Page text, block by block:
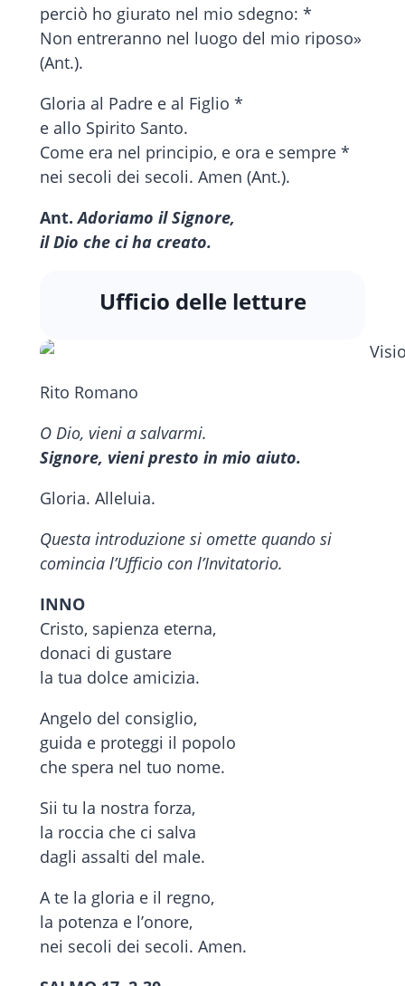
perciò ho giurato nel mio sdegno: *
Non entreranno nel luogo del mio riposo»
(Ant.).
Gloria al Padre e al Figlio *
e allo Spirito Santo.
Come era nel principio, e ora e sempre *
nei secoli dei secoli. Amen (Ant.).
Ant.Adoriamo il Signore,
il Dio che ci ha creato.
Ufficio delle letture
Rito Romano
O Dio, vieni a salvarmi.
Signore, vieni presto in mio aiuto.
Gloria. Alleluia.
Questa introduzione si omette quando si
comincia l’Ufficio con l’Invitatorio.
INNO
Cristo, sapienza eterna,
donaci di gustare
la tua dolce amicizia.
Angelo del consiglio,
guida e proteggi il popolo
che spera nel tuo nome.
Sii tu la nostra forza,
la roccia che ci salva
dagli assalti del male.
A te la gloria e il regno,
la potenza e l’onore,
nei secoli dei secoli. Amen.